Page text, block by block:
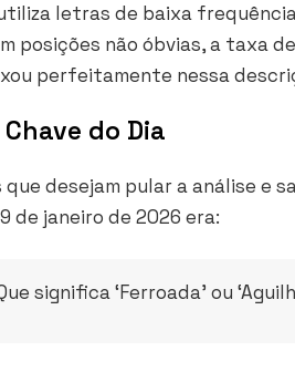
letras de baixa frequência
posições não óbvias, a taxa
perfeitamente nessa
do Dia
que desejam pular a análise e
de janeiro de 2026 era:
significa ‘Ferroada’ ou